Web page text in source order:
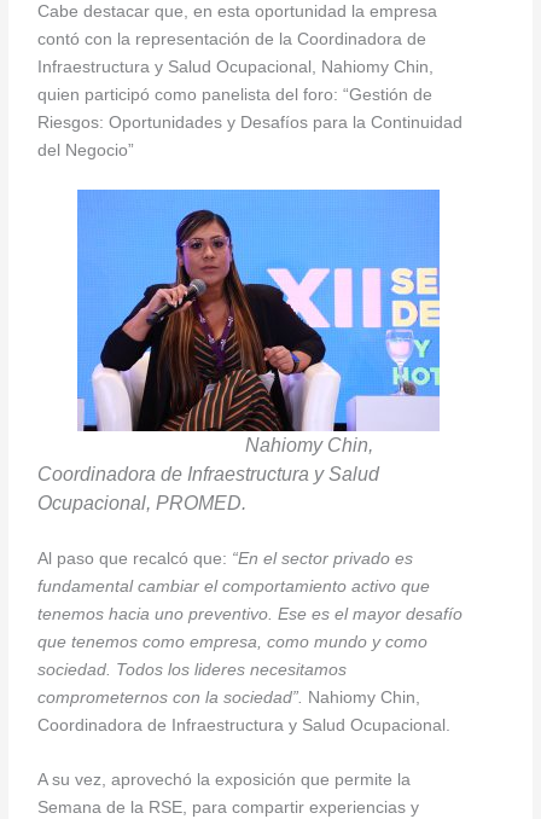
Cabe destacar que, en esta oportunidad la empresa
contó con la representación de la Coordinadora de
Infraestructura y Salud Ocupacional, Nahiomy Chin,
quien participó como panelista del foro: “Gestión de
Riesgos: Oportunidades y Desafíos para la Continuidad
del Negocio”
Nahiomy Chin,
Coordinadora de Infraestructura y Salud
Ocupacional, PROMED.
Al paso que recalcó que: “En el sector privado es
fundamental cambiar el comportamiento activo que
tenemos hacia uno preventivo. Ese es el mayor desafío
que tenemos como empresa, como mundo y como
sociedad. Todos los lideres necesitamos
comprometernos con la sociedad”. Nahiomy Chin,
Coordinadora de Infraestructura y Salud Ocupacional.
A su vez, aprovechó la exposición que permite la
Semana de la RSE, para compartir experiencias y